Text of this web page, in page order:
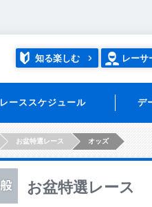
知る楽しむ レーサ
レーススケジュール デ
お盆特選レース オッズ
お盆特選レース